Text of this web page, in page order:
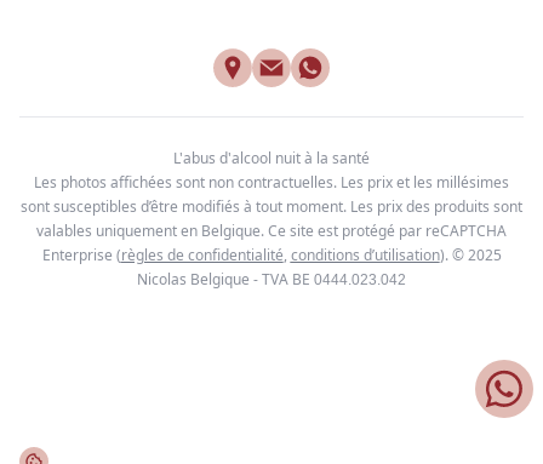
L'abus d'alcool nuit à la santé
Les photos affichées sont non contractuelles. Les prix et les millésimes
sont susceptibles d’être modifiés à tout moment. Les prix des produits sont
valables uniquement en Belgique. Ce site est protégé par reCAPTCHA
Enterprise (règles de confidentialité, conditions d’utilisation). © 2025
Nicolas Belgique - TVA BE 0444.023.042